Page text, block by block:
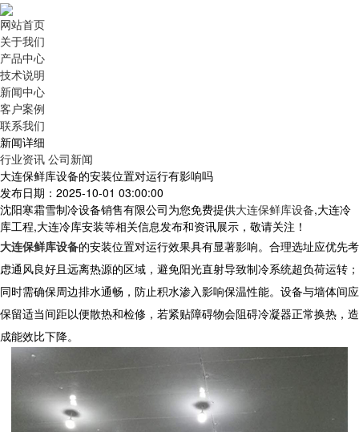
网站首页
关于我们
产品中心
技术说明
新闻中心
客户案例
联系我们
新闻详细
行业资讯 公司新闻
大连保鲜库设备的安装位置对运行有影响吗
发布日期：2025-10-01 03:00:00
沈阳寒霜雪制冷设备销售有限公司为您免费提供大连保鲜库设备,大连冷
库工程,大连冷库安装等相关信息发布和资讯展示，敬请关注！
大连保鲜库设备的安装位置对运行效果具有显著影响。合理选址应优先考
虑通风良好且远离热源的区域，避免阳光直射导致制冷系统超负荷运转；
同时需确保周边排水通畅，防止积水渗入影响保温性能。设备与墙体间应
保留适当间距以便散热和检修，若紧贴障碍物会阻碍冷凝器正常换热，造
成能效比下降。